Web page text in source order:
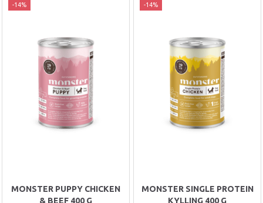
-14%
MONSTER PUPPY CHICKEN
& BEEF 400 G
-14%
MONSTER SINGLE PROTEIN
KYLLING 400 G